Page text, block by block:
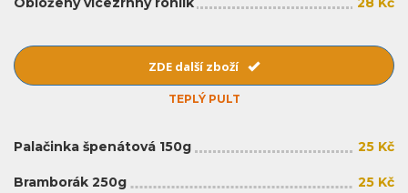
ZDE další zboží
TEPLÝ PULT
Palačinka špenátová 150g 25 Kč
Bramborák 250g 25 Kč